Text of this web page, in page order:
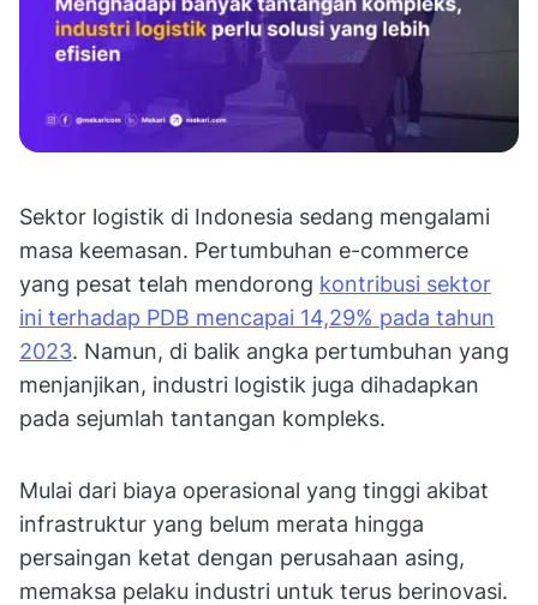
Sektor logistik di Indonesia sedang mengalami
masa keemasan. Pertumbuhan e-commerce
yang pesat telah mendorong kontribusi sektor
ini terhadap PDB mencapai 14,29% pada tahun
2023. Namun, di balik angka pertumbuhan yang
menjanjikan, industri logistik juga dihadapkan
pada sejumlah tantangan kompleks.
Mulai dari biaya operasional yang tinggi akibat
infrastruktur yang belum merata hingga
persaingan ketat dengan perusahaan asing,
memaksa pelaku industri untuk terus berinovasi.